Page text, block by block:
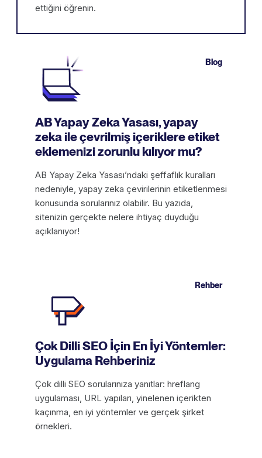
ettiğini öğrenin.
Blog
AB Yapay Zeka Yasası, yapay
zeka ile çevrilmiş içeriklere etiket
eklemenizi zorunlu kılıyor mu?
AB Yapay Zeka Yasası’ndaki şeffaflık kuralları
nedeniyle, yapay zeka çevirilerinin etiketlenmesi
konusunda sorularınız olabilir. Bu yazıda,
sitenizin gerçekte nelere ihtiyaç duyduğu
açıklanıyor!
Rehber
Çok Dilli SEO İçin En İyi Yöntemler:
Uygulama Rehberiniz
Çok dilli SEO sorularınıza yanıtlar: hreflang
uygulaması, URL yapıları, yinelenen içerikten
kaçınma, en iyi yöntemler ve gerçek şirket
örnekleri.